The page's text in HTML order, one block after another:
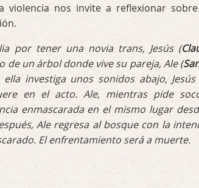
violencia nos invite a reflexionar
por tener una novia trans, Jesús (
de un árbol donde vive su pareja, Ale (
investiga unos sonidos abajo, Jesús
en el acto. Ale, mientras pide
enmascarada en el mismo lugar
Ale regresa al bosque con la
El enfrentamiento será a muerte.